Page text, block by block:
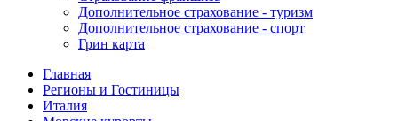
Дополнительное страхование - туризм
Дополнительное страхование - спорт
Грин карта
Главная
Регионы и Гостиницы
Италия